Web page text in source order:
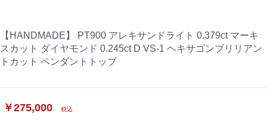
【HANDMADE】 PT900 アレキサンドライト 0.379ct マーキ
スカット ダイヤモンド 0.245ct D VS-1 ヘキサゴンブリリアン
トカット ペンダントトップ
￥275,000 税込